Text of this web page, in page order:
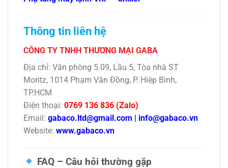
Thông tin liên hệ
CÔNG TY TNHH THƯƠNG MẠI GABA
Địa chỉ: Văn phòng 5.09, Lầu 5, Tòa nhà ST
Moritz, 1014 Phạm Văn Đồng, P. Hiệp Bình,
TP.HCM
Điện thoại: 0769 136 836 (Zalo)
Email: gabaco.ltd@gmail.com
info@gabaco.vn
Website: www.gabaco.vn
FAQ – Câu hỏi thường gặp